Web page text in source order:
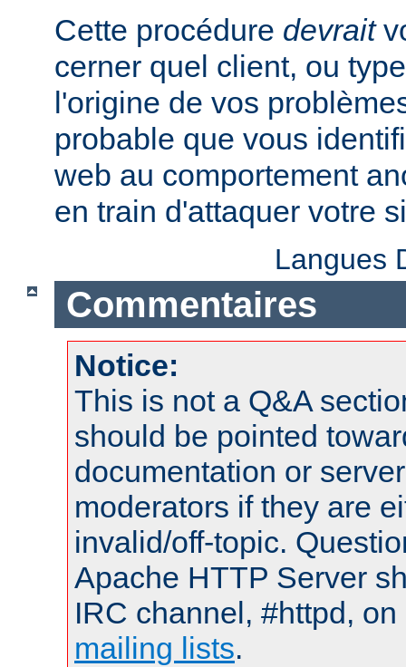
Cette procédure devrait
cerner quel client, ou
l'origine de vos
probable que vous
web au comportement
en train d'attaquer votre
Langues
Commentaires
Notice:
This is not a Q&A
should be pointed
documentation or
moderators if they are
invalid/off-topic.
Apache HTTP Server
IRC channel, #httpd,
mailing lists.